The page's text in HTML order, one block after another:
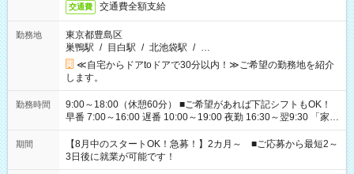
交通費 交通費全額支給
勤務地
東京都豊島区
巣鴨駅 / 目白駅 / 北池袋駅 / …
≪自宅からドアtoドアで30分以内！≫ご希望の勤務地を紹介
します。
勤務時間
9:00～18:00（休憩60分） ■ご希望があれば下記シフトもOK！
早番 7:00～16:00 遅番 10:00～19:00 夜勤 16:30～翌9:30 「家族
と休みを合わせたい」 「余裕を持って夕飯の準備がしたい」
「できれば残業はしたくない」 など、ご希望を教えてください
ね。 ※Wワーク希望の方へ 今ご覧のお仕事で希望する勤務時間
と、もう1つのお仕事の勤務時間。 合計で週40時間を超える場
期間
【8月中のスタートOK！急募！】2カ月～ ■ご応募から最短2～
3日後に就業が可能です！